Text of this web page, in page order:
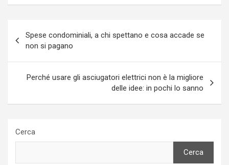
articoli
Spese condominiali, a chi spettano e cosa accade se
non si pagano
Perché usare gli asciugatori elettrici non è la migliore
delle idee: in pochi lo sanno
Cerca
Cerca